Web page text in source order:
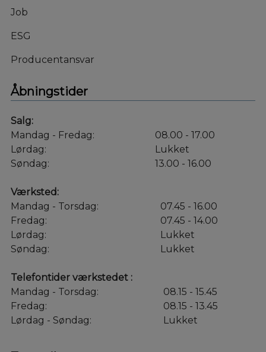
Job
ESG
Producentansvar
Åbningstider
Salg:
Mandag - Fredag:
08.00 - 17.00
Lørdag:
Lukket
Søndag:
13.00 - 16.00
Værksted:
Mandag - Torsdag:
07.45 - 16.00
Fredag:
07.45 - 14.00
Lørdag:
Lukket
Søndag:
Lukket
Telefontider værkstedet :
Mandag - Torsdag:
08.15 - 15.45
Fredag:
08.15 - 13.45
Lørdag - Søndag:
Lukket